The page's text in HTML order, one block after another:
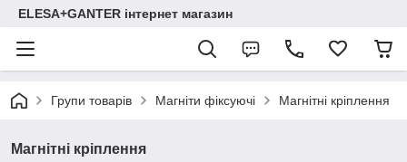
ELESA+GANTER інтернет магазин
Групи товарів Магніти фіксуючі Магнітні кріплення
Магнітні кріплення